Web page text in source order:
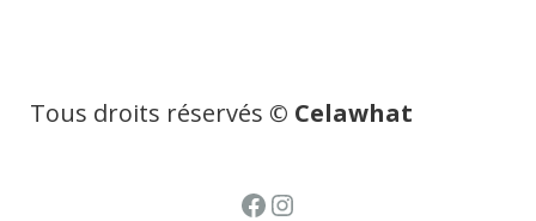
Tous droits réservés © Celawhat
Facebook
Instagram